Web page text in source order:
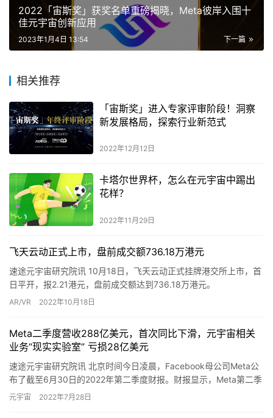
2022「宙斯奖」获奖名单重磅揭晓，Meta彼岸入围十
佳元宇宙创新应用
下一篇
2023年1月4日 13:54
相关推荐
「宙斯奖」进入专家评审阶段！洞察
新发展格局，探索行业新范式
2022年12月12日
卡塔尔世界杯，怎么在元宇宙中踢出
花样？
2022年11月29日
飞天云动正式上市，盘前成交额736.18万港元
速途元宇宙研究院讯 10月18日，飞天云动正式挂牌港交所上市，首
日平开，报2.21港元，盘前成交额达到736.18万港元。
AR/VR 2022年10月18日
Meta二季度营收288亿美元，首次同比下滑，元宇宙相关
业务“现实实验室” 亏损28亿美元
速途元宇宙研究院讯 北京时间今日凌晨，Facebook母公司Meta公
布了截至6月30日的2022年第二季度财报。财报显示，Meta第二季
度营收约288亿美元，同比下降1%，为该公…
元宇宙 2022年7月28日